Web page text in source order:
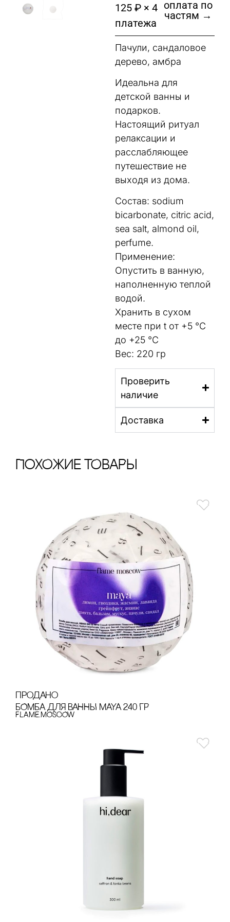
125 ₽ × 4
платежа
оплата по
частям →
Пачули, сандаловое
дерево, амбра
Идеальна для
детской ванны и
подарков.
Настоящий ритуал
релаксации и
расслабляющее
путешествие не
выходя из дома.
Состав: sodium
bicarbonate, citric acid,
sea salt, almond oil,
perfume.
Применение:
Опустить в ванную,
наполненную теплой
водой.
Хранить в сухом
месте при t от +5 °С
до +25 °С
Вес: 220 гр
Проверить
наличие
Доставка
ПохОжИе тОваРы
продано
БОМБА ДЛЯ ВАННЫ MAYA 240 ГР
FLAME.MOSCOW